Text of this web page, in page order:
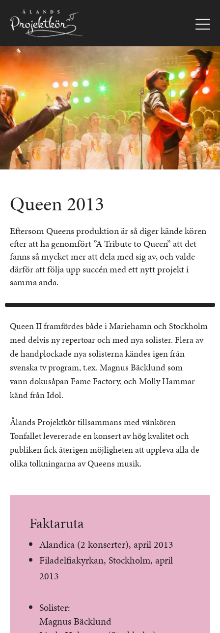
Hoppa
huvudinnehåll
Bild
Queen 2013
Eftersom Queens produktion är så diger kände kören
efter att ha genomfört ”A Tribute to Queen” att det
fanns så mycket mer att dela med sig av, och valde
därför att följa upp succén med ett nytt projekt i
samma anda.
Queen II framfördes både i Mariehamn och Stockholm
med delvis ny repertoar och med nya solister. Flera av
de handplockade nya solisterna kändes igen från
svenska tv program, t.ex. Magnus Bäcklund som
vanndokusåpan Fame Factory, och Molly Hammar
känd från Idol.
Ålands Projektkör tillsammans med vänkören
Tonfallet levererade en konsert av hög kvalitet och
publiken fick återigen möjligheten att uppleva alla de
olika tolkningarna av Queens musik.
Faktaruta
Alandica (2 konserter), april 2013
Filadelfiakyrkan, Stockholm, april
2013
Solister:
Magnus Bäcklund